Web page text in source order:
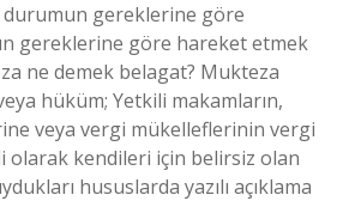
gereklerine göre
gereklerine göre hareket etmek
ne demek belagat? Mukteza
hüküm; Yetkili makamların,
veya vergi mükelleflerinin vergi
olarak kendileri için belirsiz olan
hususlarda yazılı açıklama